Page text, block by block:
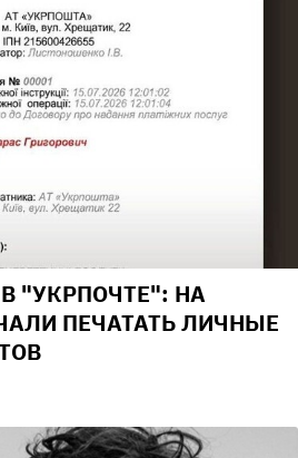
"УКРПОЧТЕ": НА
ПЕЧАТАТЬ ЛИЧНЫЕ